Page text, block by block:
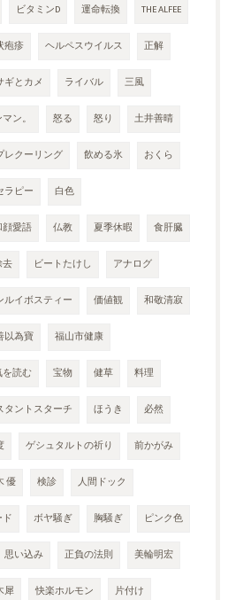
ビタミンD 運命転換 THE ALFEE
疱疹 ヘルペスウイルス 正解
ギとカメ ライバル 三風
ン。 怒る 怒り 土井善晴
レクーリング 飲める氷 おくら
ラピー 白色
顔愛語 仏教 夏季休暇 食肝臓
去 ビートたけし アナログ
ルイボスティー 価値観 和敬清寂
以為寶 福山市健康
読む 宝物 健草 料理
タントスターチ ほうき 必然
ゲシュタルトの祈り 前かがみ
優 検診 人間ドック
ボヤ騒ぎ 胸騒ぎ ピンク色
思い込み 正負の法則 美輪明宏
犀 快楽ホルモン 片付け